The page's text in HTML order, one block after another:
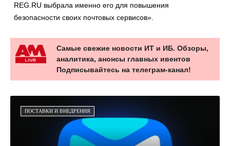
REG.RU выбрала именно его для повышения
безопасности своих почтовых сервисов».
Самые свежие новости ИТ и ИБ. Обзоры,
аналитика, анонсы главных ивентов
Подписывайтесь на телеграм-канал!
ПОСТАВКИ И ВНЕДРЕНИЯ